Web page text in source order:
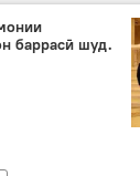
баррасӣ шуд.